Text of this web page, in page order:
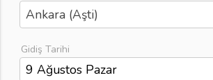
Ankara (Aşti)
Gidiş Tarihi